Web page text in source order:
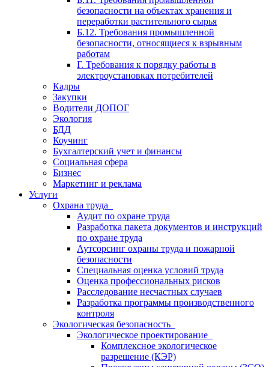
безопасности на объектах хранения и
переработки растительного сырья
Б.12. Требования промышленной
безопасности, относящиеся к взрывным
работам
Г. Требования к порядку работы в
электроустановках потребителей
Кадры
Закупки
Водители ДОПОГ
Экология
БДД
Коучинг
Бухгалтерский учет и финансы
Социальная сфера
Бизнес
Маркетинг и реклама
Услуги
Охрана труда
Аудит по охране труда
Разработка пакета документов и инструкций
по охране труда
Аутсорсинг охраны труда и пожарной
безопасности
Специальная оценка условий труда
Оценка профессиональных рисков
Расследование несчастных случаев
Разработка программы производственного
контроля
Экологическая безопасность
Экологическое проектирование
Комплексное экологическое
разрешение (КЭР)